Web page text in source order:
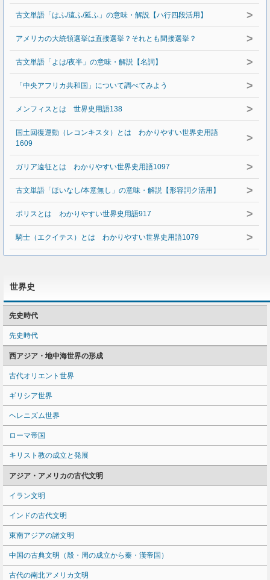
古文単語「はふ/這ふ/延ふ」の意味・解説【ハ行四段活用】 >
アメリカの大統領選挙は直接選挙？それとも間接選挙？ >
古文単語「よは/夜半」の意味・解説【名詞】 >
「中央アフリカ共和国」について調べてみよう >
メンフィスとは 世界史用語138 >
国土回復運動（レコンキスタ）とは わかりやすい世界史用語
1609
>
ガリア遠征とは わかりやすい世界史用語1097 >
古文単語「ほいなし/本意無し」の意味・解説【形容詞ク活用】 >
ポリスとは わかりやすい世界史用語917 >
騎士（エクイテス）とは わかりやすい世界史用語1079 >
世界史
先史時代
先史時代
西アジア・地中海世界の形成
古代オリエント世界
ギリシア世界
ヘレニズム世界
ローマ帝国
キリスト教の成立と発展
アジア・アメリカの古代文明
イラン文明
インドの古代文明
東南アジアの諸文明
中国の古典文明（殷・周の成立から秦・漢帝国）
古代の南北アメリカ文明